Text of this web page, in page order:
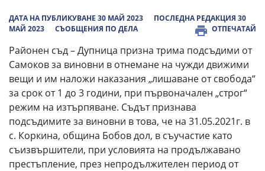
ДАТА НА ПУБЛИКУВАНЕ 30 МАЙ 2023
ПОСЛЕДНА РЕДАКЦИЯ 30
МАЙ 2023
СЪОБЩЕНИЯ ПО ДЕЛА ОТПЕЧАТАЙ
Районен съд – Дупница призна трима подсъдими от
Самоков за виновни в отнемане на чужди движими
вещи и им наложи наказания „лишаване от свобода“
за срок от 1 до 3 години, при първоначален „строг“
режим на изтърпяване. Съдът признава
подсъдимите за виновни в това, че на 31.05.2021г. в
с. Коркина, община Бобов дол, в съучастие като
съизвършители, при условията на продължавано
престъпление, през непродължителен период от